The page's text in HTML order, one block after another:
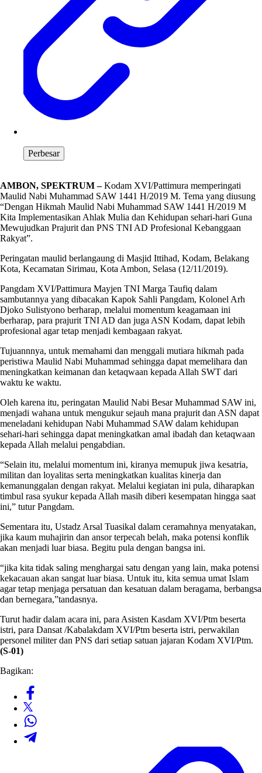
Perbesar
AMBON, SPEKTRUM –Kodam XVI/Pattimura memperingati
Maulid Nabi Muhammad SAW 1441 H/2019 M. Tema yang diusung
“Dengan Hikmah Maulid Nabi Muhammad SAW 1441 H/2019 M
Kita Implementasikan Ahlak Mulia dan Kehidupan sehari-hari Guna
Mewujudkan Prajurit dan PNS TNI AD Profesional Kebanggaan
Rakyat”.
Peringatan maulid berlangaung di Masjid Ittihad, Kodam, Belakang
Kota, Kecamatan Sirimau, Kota Ambon, Selasa (12/11/2019).
Pangdam XVI/Pattimura Mayjen TNI Marga Taufiq dalam
sambutannya yang dibacakan Kapok Sahli Pangdam, Kolonel Arh
Djoko Sulistyono berharap, melalui momentum keagamaan ini
berharap, para prajurit TNI AD dan juga ASN Kodam, dapat lebih
profesional agar tetap menjadi kembagaan rakyat.
Tujuannnya, untuk memahami dan menggali mutiara hikmah pada
peristiwa Maulid Nabi Muhammad sehingga dapat memelihara dan
meningkatkan keimanan dan ketaqwaan kepada Allah SWT dari
waktu ke waktu.
Oleh karena itu, peringatan Maulid Nabi Besar Muhammad SAW ini,
menjadi wahana untuk mengukur sejauh mana prajurit dan ASN dapat
meneladani kehidupan Nabi Muhammad SAW dalam kehidupan
sehari-hari sehingga dapat meningkatkan amal ibadah dan ketaqwaan
kepada Allah melalui pengabdian.
“Selain itu, melalui momentum ini, kiranya memupuk jiwa kesatria,
militan dan loyalitas serta meningkatkan kualitas kinerja dan
kemanunggalan dengan rakyat. Melalui kegiatan ini pula, diharapkan
timbul rasa syukur kepada Allah masih diberi kesempatan hingga saat
ini,” tutur Pangdam.
Sementara itu, Ustadz Arsal Tuasikal dalam ceramahnya menyatakan,
jika kaum muhajirin dan ansor terpecah belah, maka potensi konflik
akan menjadi luar biasa. Begitu pula dengan bangsa ini.
“jika kita tidak saling menghargai satu dengan yang lain, maka potensi
kekacauan akan sangat luar biasa. Untuk itu, kita semua umat Islam
agar tetap menjaga persatuan dan kesatuan dalam beragama, berbangsa
dan bernegara,”tandasnya.
Turut hadir dalam acara ini, para Asisten Kasdam XVI/Ptm beserta
istri, para Dansat /Kabalakdam XVI/Ptm beserta istri, perwakilan
personel militer dan PNS dari setiap satuan jajaran Kodam XVI/Ptm.
(S-01)
Bagikan: